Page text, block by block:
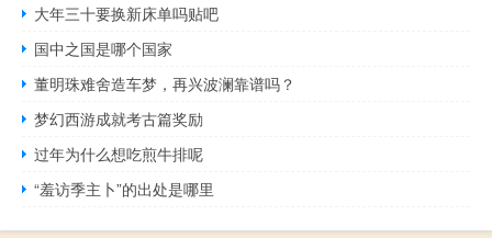
大年三十要换新床单吗贴吧
国中之国是哪个国家
董明珠难舍造车梦，再兴波澜靠谱吗？
梦幻西游成就考古篇奖励
过年为什么想吃煎牛排呢
“羞访季主卜”的出处是哪里